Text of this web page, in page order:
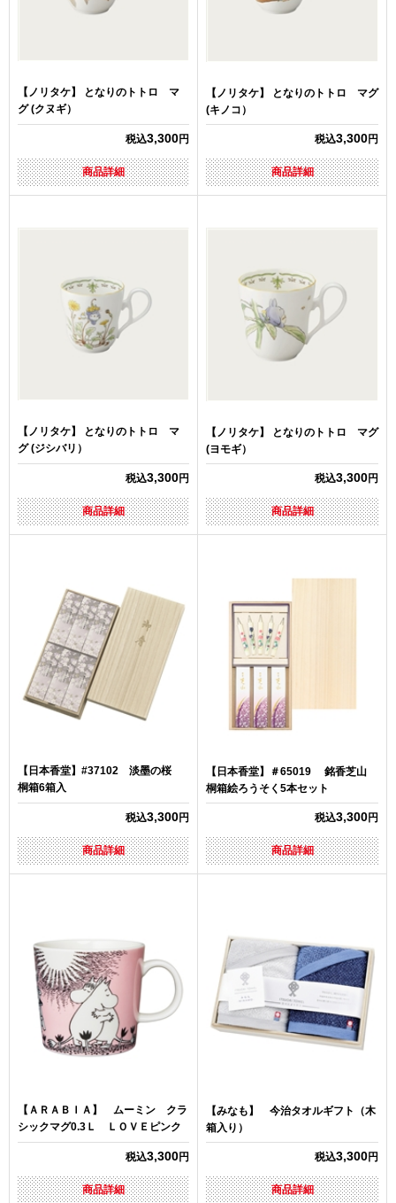
【ノリタケ】 となりのトトロ マ
グ (クヌギ）
税込3,300円
商品詳細
【ノリタケ】 となりのトトロ マグ
(キノコ）
税込3,300円
商品詳細
【ノリタケ】 となりのトトロ マ
グ (ジシバリ）
税込3,300円
商品詳細
【ノリタケ】 となりのトトロ マグ
(ヨモギ）
税込3,300円
商品詳細
【日本香堂】#37102 淡墨の桜
桐箱6箱入
税込3,300円
商品詳細
【日本香堂】＃65019 銘香芝山
桐箱絵ろうそく5本セット
税込3,300円
商品詳細
【ＡＲＡＢＩＡ】 ムーミン クラ
シックマグ0.3Ｌ ＬＯＶＥピンク
税込3,300円
商品詳細
【みなも】 今治タオルギフト（木
箱入り）
税込3,300円
商品詳細